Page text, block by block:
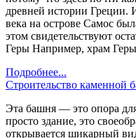
древней истории Греции.
века на острове Самос
этом свидетельствуют
Геры Например, храм
Подробнее...
Строительство каменной
Эта башня — это опора
просто здание, это
открывается шикарный